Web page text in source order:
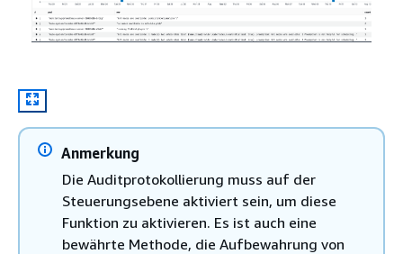
Anmerkung
Die Auditprotokollierung muss auf der
Steuerungsebene aktiviert sein, um diese
Funktion zu aktivieren. Es ist auch eine
bewährte Methode, die Aufbewahrung von